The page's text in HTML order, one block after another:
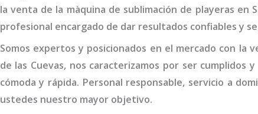
la venta de la màquina de sublimación de playeras en
profesional encargado de dar resultados confiables y
Somos expertos y posicionados en el mercado con la
de las Cuevas, nos caracterizamos por ser cumplidos
cómoda y rápida. Personal responsable, servicio a
ustedes nuestro mayor objetivo.